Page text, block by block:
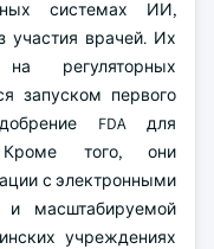
системах ИИ,
участия врачей. Их
регуляторных
запуском первого
FDA для
Кроме того, они
с электронными
масштабируемой
учреждениях